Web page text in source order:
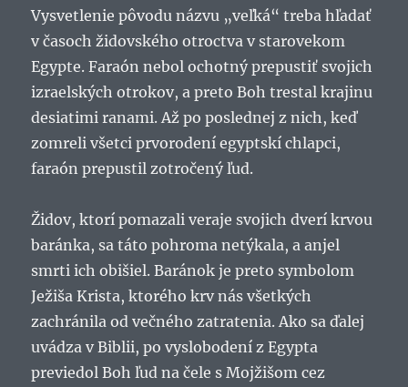
Vysvetlenie pôvodu názvu „veľká“ treba hľadať
v časoch židovského otroctva v starovekom
Egypte. Faraón nebol ochotný prepustiť svojich
izraelských otrokov, a preto Boh trestal krajinu
desiatimi ranami. Až po poslednej z nich, keď
zomreli všetci prvorodení egyptskí chlapci,
faraón prepustil zotročený ľud.
Židov, ktorí pomazali veraje svojich dverí krvou
baránka, sa táto pohroma netýkala, a anjel
smrti ich obišiel. Baránok je preto symbolom
Ježiša Krista, ktorého krv nás všetkých
zachránila od večného zatratenia. Ako sa ďalej
uvádza v Biblii, po vyslobodení z Egypta
previedol Boh ľud na čele s Mojžišom cez